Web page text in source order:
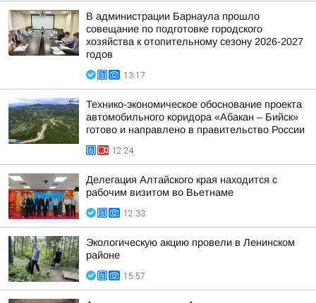
В администрации Барнаула прошло
совещание по подготовке городского
хозяйства к отопительному сезону 2026-2027
годов
13:17
Технико-экономическое обоснование проекта
автомобильного коридора «Абакан – Бийск»
готово и направлено в правительство России
12:24
Делегация Алтайского края находится с
рабочим визитом во Вьетнаме
12:33
Экологическую акцию провели в Ленинском
районе
15:57